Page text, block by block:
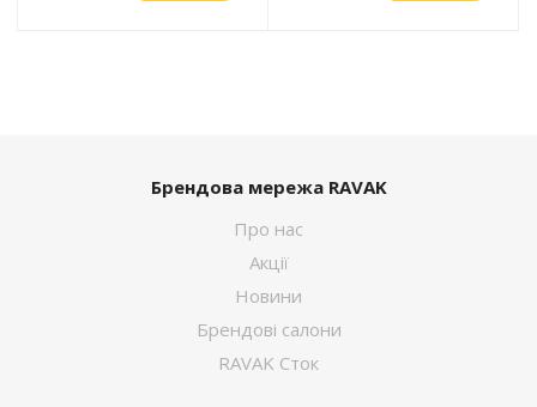
Брендова мережа RAVAK
Про нас
Акції
Новини
Брендові салони
RAVAK Сток